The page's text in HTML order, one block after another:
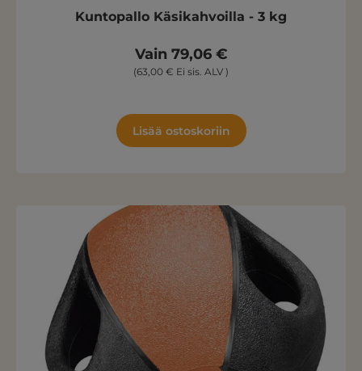
Kuntopallo Käsikahvoilla - 3 kg
Vain 79,06 €
(63,00 € Ei sis. ALV )
Lisää ostoskoriin